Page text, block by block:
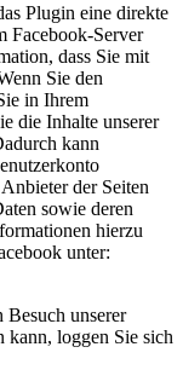
Plugin eine direkte
Facebook-Server
dass Sie mit
Sie den
in Ihrem
die Inhalte unserer
kann
der Seiten
sowie deren
hierzu
unter:
Besuch unserer
kann, loggen Sie sich